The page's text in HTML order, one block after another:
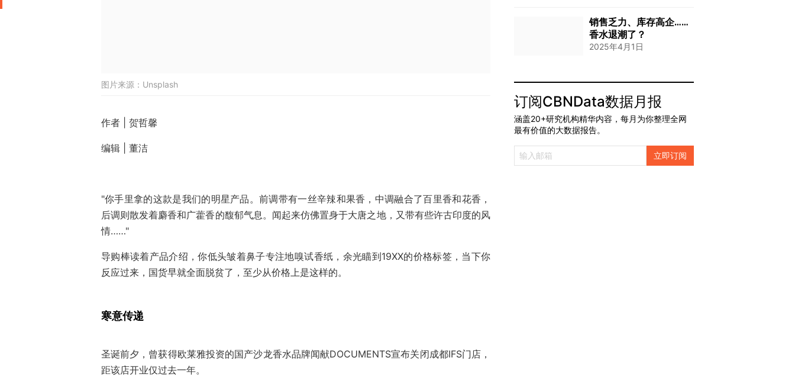
图片来源： Unsplash
作者 | 贺哲馨
编辑 | 董洁
"你手里拿的这款是我们的明星产品。前调带有一丝辛辣和果香，中调融合了百里香和花香，
后调则散发着麝香和广藿香的馥郁气息。闻起来仿佛置身于大唐之地，又带有些许古印度的风
情……"
导购棒读着产品介绍，你低头皱着鼻子专注地嗅试香纸，余光瞄到19XX的价格标签，当下你
反应过来，国货早就全面脱贫了，至少从价格上是这样的。
寒意传递
圣诞前夕，曾获得欧莱雅投资的国产沙龙香水品牌闻献DOCUMENTS宣布关闭成都IFS门店，
距该店开业仅过去一年。
销售乏力、库存高企……
香水退潮了？
2025年4月1日
订阅CBNData数据月报
涵盖20+研究机构精华内容，每月为你整理全网
最有价值的大数据报告。
立即订阅